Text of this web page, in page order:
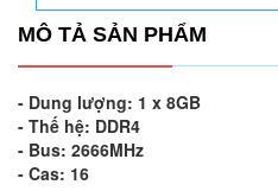
MÔ TẢ SẢN PHẨM
- Dung lượng: 1 x 8GB
- Thế hệ: DDR4
- Bus: 2666MHz
- Cas: 16